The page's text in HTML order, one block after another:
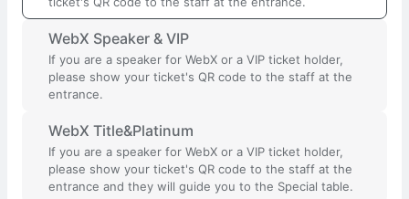
WebX Speaker & VIP
If you are a speaker for WebX or a VIP ticket holder,
please show your ticket's QR code to the staff at the
entrance.
WebX Title&Platinum
If you are a speaker for WebX or a VIP ticket holder,
please show your ticket's QR code to the staff at the
entrance and they will guide you to the Special table.